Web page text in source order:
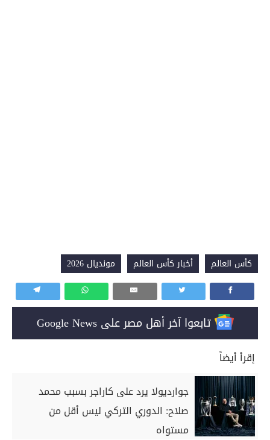
كأس العالم أخبار كأس العالم مونديال 2026
تابعوا آخر أهل مصر على Google News
إقرأ أيضاً
جوارديولا يرد على كاراجر بسبب محمد
صلاح: الدوري التركي ليس أقل من
مستواه